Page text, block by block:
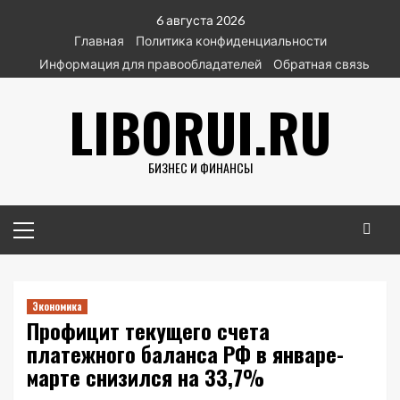
содержимому
6 августа 2026
Главная
Политика конфиденциальности
Информация для правообладателей
Обратная связь
LIBORUI.RU
БИЗНЕС И ФИНАНСЫ
меню
Экономика
Профицит текущего счета
платежного баланса РФ в январе-
марте снизился на 33,7%